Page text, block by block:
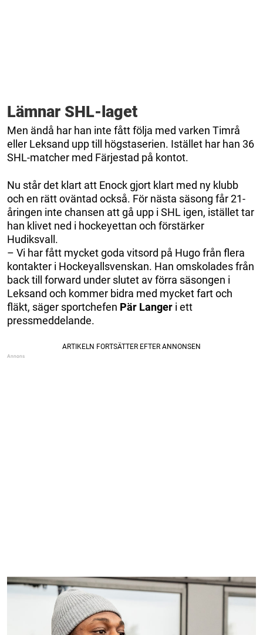
Lämnar SHL-laget
Men ändå har han inte fått följa med varken Timrå
eller Leksand upp till högstaserien. Istället har han 36
SHL-matcher med Färjestad på kontot.
Nu står det klart att Enock gjort klart med ny klubb
och en rätt oväntad också. För nästa säsong får 21-
åringen inte chansen att gå upp i SHL igen, istället tar
han klivet ned i hockeyettan och förstärker
Hudiksvall.
– Vi har fått mycket goda vitsord på Hugo från flera
kontakter i Hockeyallsvenskan. Han omskolades från
back till forward under slutet av förra säsongen i
Leksand och kommer bidra med mycket fart och
fläkt, säger sportchefen Pär Langer i ett
pressmeddelande.